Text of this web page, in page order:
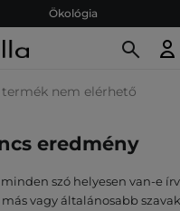
Ökológia
Hűségprogram
Ajándékkártya
termék nem elérhető
eredmény
szó helyesen van-e
vagy általánosabb